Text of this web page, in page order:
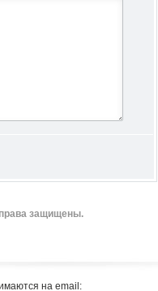
защищены.
на email: